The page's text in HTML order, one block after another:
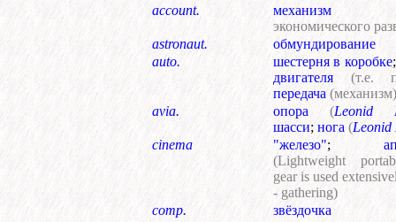
account.
механизм
экономического
astronaut.
обмундирование
auto.
шестерня в коробке
двигателя
(т.е.
передача (механизм)
avia.
опора (Leonid
шасси;нога (Leonid
cinema
"железо";
(Lightweight
gear is used
- gathering)
comp.
звёздочка